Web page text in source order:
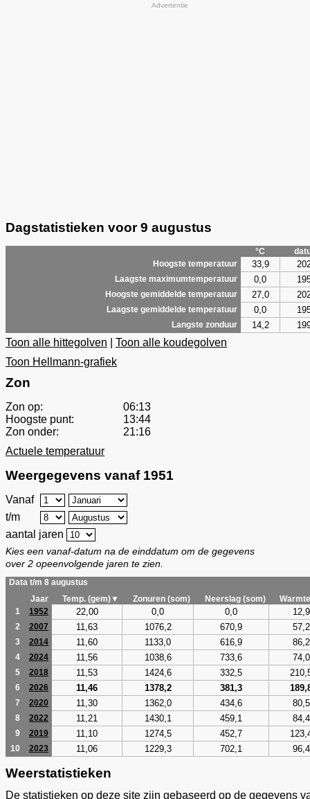
Advertentie
Dagstatistieken voor 9 augustus
°C
Hoogste temperatuur
33,9
Laagste maximumtemperatuur 0,0
Hoogste gemiddelde temperatuur 27,0
Laagste gemiddelde temperatuur 0,0
Langste zonduur 14,2
Toon alle hittegolven
Toon alle koudegolven
Toon Hellmann-grafiek
Zon
Zon op:
06:13
Hoogste punt:
13:44
Zon onder:
21:16
Actuele temperatuur
Weergegevens vanaf 1951
Vanaf
t/m
aantal jaren
Kies een vanaf-datum na de einddatum om de gegevens
over 2 opeenvolgende jaren te zien.
Data t/m 8 augustus
Jaar
Temp. (gem)▼ Zonuren (som) Neerslag (som)
1
1952 22,00 0,0 0,0 12,9
2 2007 11,63 1076,2 670,9 57,2
3 2014 11,60 1133,0 616,9 86,2
4 2024 11,56 1038,6 733,6 74,0
5 2018 11,53 1424,6 332,5
6 2026 11,46 1378,2 381,3
7 2020 11,30 1362,0 434,6 80,5
8 2022 11,21 1430,1 459,1 84,4
9 2019 11,10 1274,5 452,7
10 2023 11,06 1229,3 702,1 96,4
Weerstatistieken
De statistieken op deze site zijn gebaseerd op de gegevens